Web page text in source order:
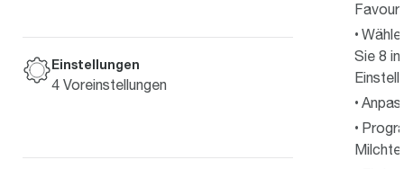
Einstellungen
4 Voreinstellungen
Sie 8